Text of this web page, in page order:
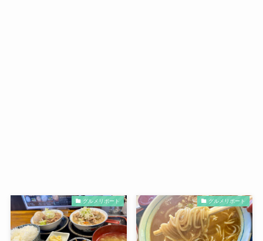
グルメリポート グルメリポート